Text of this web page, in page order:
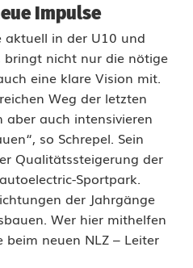
Impulse
aktuell in der U10 und
bringt nicht nur die nötige
eine klare Vision mit.
Weg der letzten
aber auch intensivieren
so Schrepel. Sein
Qualitätssteigerung der
Sportpark.
der Jahrgänge
Wer hier mithelfen
neuen NLZ – Leiter